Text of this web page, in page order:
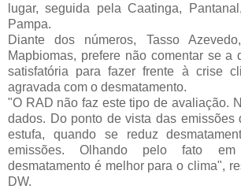
lugar, seguida pela Caatinga,
Pampa.
Diante dos números, Tasso
Mapbiomas, prefere não comentar se a
satisfatória para fazer frente à crise
agravada com o desmatamento.
"O RAD não faz este tipo de avaliação.
dados. Do ponto de vista das emissões
estufa, quando se reduz
emissões. Olhando pelo fato
desmatamento é melhor para o clima",
DW.